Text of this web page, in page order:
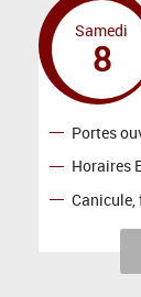
Samedi
8
Portes
Horaires